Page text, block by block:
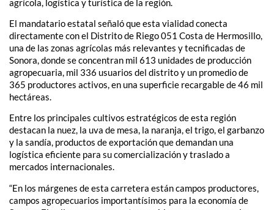
agrícola, logística y turística de la región.
El mandatario estatal señaló que esta vialidad conecta
directamente con el Distrito de Riego 051 Costa de Hermosillo,
una de las zonas agrícolas más relevantes y tecnificadas de
Sonora, donde se concentran mil 613 unidades de producción
agropecuaria, mil 336 usuarios del distrito y un promedio de
365 productores activos, en una superficie recargable de 46 mil
hectáreas.
Entre los principales cultivos estratégicos de esta región
destacan la nuez, la uva de mesa, la naranja, el trigo, el garbanzo
y la sandía, productos de exportación que demandan una
logística eficiente para su comercialización y traslado a
mercados internacionales.
“En los márgenes de esta carretera están campos productores,
campos agropecuarios importantísimos para la economía de